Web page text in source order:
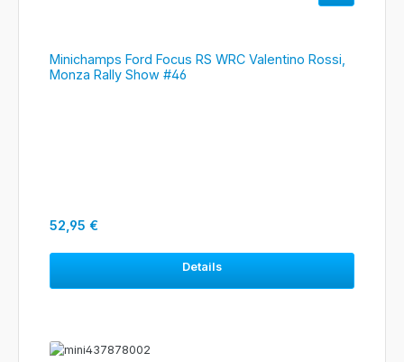
Minichamps Ford Focus RS WRC Valentino Rossi,
Monza Rally Show #46
Regulärer Preis:
52,95 €
Details